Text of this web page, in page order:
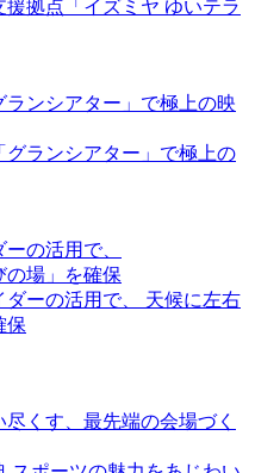
ンシアター」で極上の映
の活用で、
の場」を確保
くす、最先端の会場づく